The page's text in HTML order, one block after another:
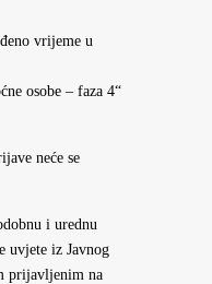
vrijeme u
osobe – faza 4“
neće se
i urednu
uvjete iz Javnog
prijavljenim na